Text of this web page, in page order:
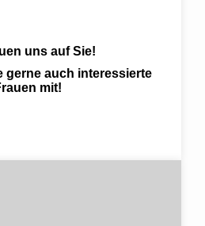
uns auf Sie!
gerne auch interessierte
mit!